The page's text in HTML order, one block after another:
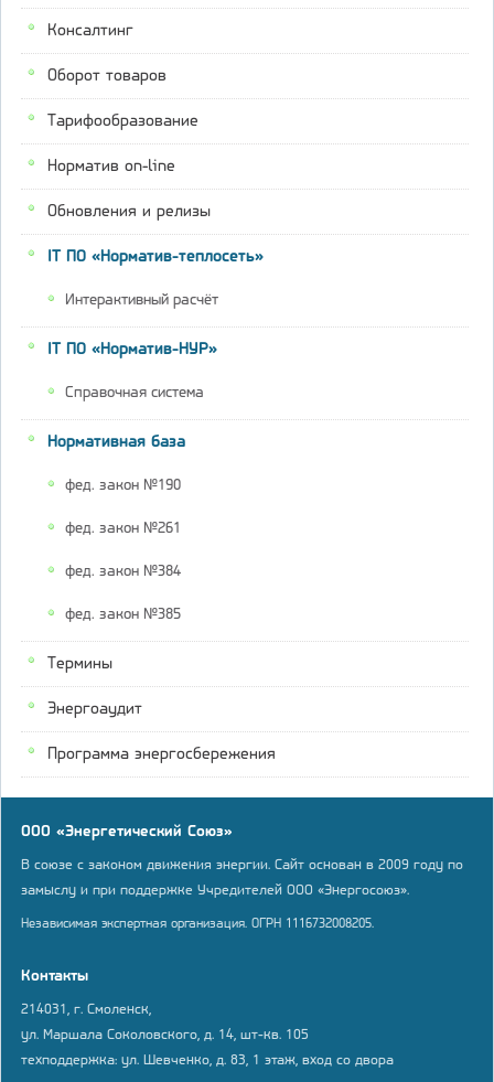
Консалтинг
Оборот товаров
Тарифообразование
Норматив on-line
Обновления и релизы
IT ПО «Норматив-теплосеть»
Интерактивный расчёт
IT ПО «Норматив-НУР»
Справочная система
Нормативная база
фед. закон №190
фед. закон №261
фед. закон №384
фед. закон №385
Термины
Энергоаудит
Программа энергосбережения
ООО «Энергетический Союз»
В союзе с законом движения энергии. Сайт основан в 2009 году по
замыслу и при поддержке Учредителей ООО «Энергосоюз».
Независимая экспертная организация. ОГРН 1116732008205.
Контакты
214031, г. Смоленск,
ул. Маршала Соколовского, д. 14, шт-кв. 105
техподдержка: ул. Шевченко, д. 83, 1 этаж, вход со двора